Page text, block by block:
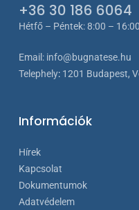
+36 30 186 6064
Hétfő – Péntek: 8:00 – 16:00
Email: info@bugnatese.hu
Telephely: 1201 Budapest,
Információk
Hírek
Kapcsolat
Dokumentumok
Adatvédelem